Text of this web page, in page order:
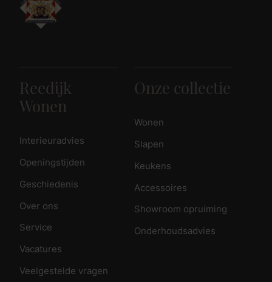
Reedijk
Wonen
Interieuradvies
Openingstijden
Geschiedenis
Over ons
Service
Vacatures
Veelgestelde vragen
Onze collectie
Wonen
Slapen
Keukens
Accessoires
Showroom opruiming
Onderhoudsadvies